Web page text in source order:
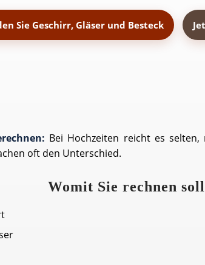
Sie Geschirr, Gläser und Besteck
Bei Hochzeiten reicht es
oft den Unterschied.
Womit Sie rechnen